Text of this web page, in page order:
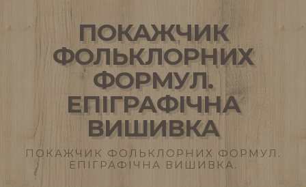
ПОКАЖЧИК
ФОЛЬКЛОРНИХ
ФОРМУЛ.
ЕПІГРАФІЧНА
ВИШИВКА
ПОКАЖЧИК ФОЛЬКЛОРНИХ ФОРМУЛ.
ЕПІГРАФІЧНА ВИШИВКА.